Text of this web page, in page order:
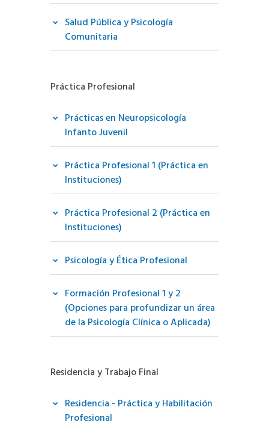
Salud Pública y Psicología
Comunitaria
Práctica Profesional
Prácticas en Neuropsicología
Infanto Juvenil
Práctica Profesional 1 (Práctica en
Instituciones)
Práctica Profesional 2 (Práctica en
Instituciones)
Psicología y Ética Profesional
Formación Profesional 1 y 2
(Opciones para profundizar un área
de la Psicología Clínica o Aplicada)
Residencia y Trabajo Final
Residencia - Práctica y Habilitación
Profesional